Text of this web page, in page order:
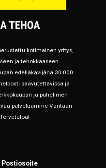
kotimainen yritys,
ja tehokkaaseen
edelläkävijänä 30 000
saavutettavissa ja
ja puhelimen
palveluamme Vantaan
Postiosoite